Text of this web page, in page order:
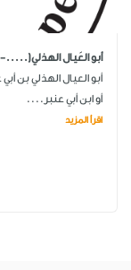
أبو العَيال الهذلي(.....- 41 هـ ـ .....- 661 م)
أبو العيال الهذلي بن
أو ابن أبي عنبر....
اقرأ المزيد